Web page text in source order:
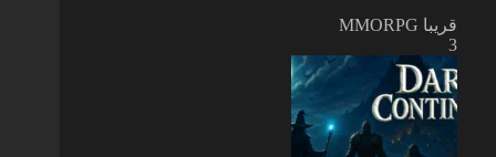
قريبا MMORPG
3